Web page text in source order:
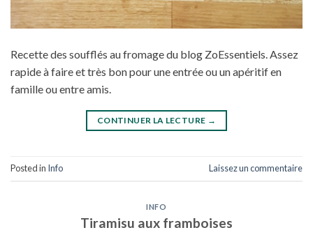
Recette des soufflés au fromage du blog ZoEssentiels. Assez
rapide à faire et très bon pour une entrée ou un apéritif en
famille ou entre amis.
CONTINUER LA LECTURE →
Posted in Info Laissez un commentaire
INFO
Tiramisu aux framboises